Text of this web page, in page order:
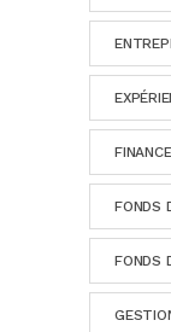
FONDS
FONDS